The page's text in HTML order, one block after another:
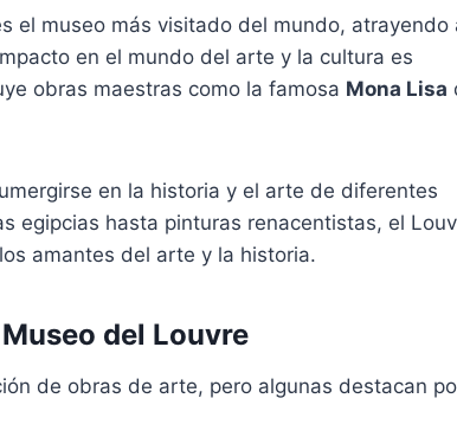
el museo más visitado del mundo, atrayendo
en el mundo del arte y la cultura es
obras maestras como la famosa Mona Lisa
en la historia y el arte de diferentes
egipcias hasta pinturas renacentistas, el
amantes del arte y la historia.
del Louvre
de obras de arte, pero algunas destacan